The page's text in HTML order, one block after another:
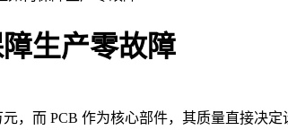
生产零故障
而 PCB 作为核心部件，其质量直接决